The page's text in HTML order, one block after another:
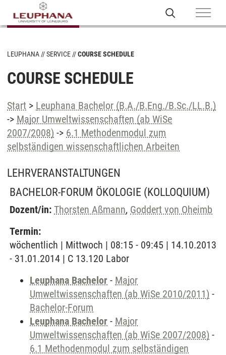
LEUPHANA SERVICE COURSE SCHEDULE
COURSE SCHEDULE
Start > Leuphana Bachelor (B.A./B.Eng./B.Sc./LL.B.)
-> Major Umweltwissenschaften (ab WiSe
2007/2008) -> 6.1 Methodenmodul zum
selbständigen wissenschaftlichen Arbeiten
LEHRVERANSTALTUNGEN
BACHELOR-FORUM ÖKOLOGIE (KOLLOQUIUM)
Dozent/in: Thorsten Aßmann, Goddert von Oheimb
Termin:
wöchentlich | Mittwoch | 08:15 - 09:45 | 14.10.2013
- 31.01.2014 | C 13.120 Labor
Leuphana Bachelor - Major
Umweltwissenschaften (ab WiSe 2010/2011) -
Bachelor-Forum
Leuphana Bachelor - Major
Umweltwissenschaften (ab WiSe 2007/2008) -
6.1 Methodenmodul zum selbständigen